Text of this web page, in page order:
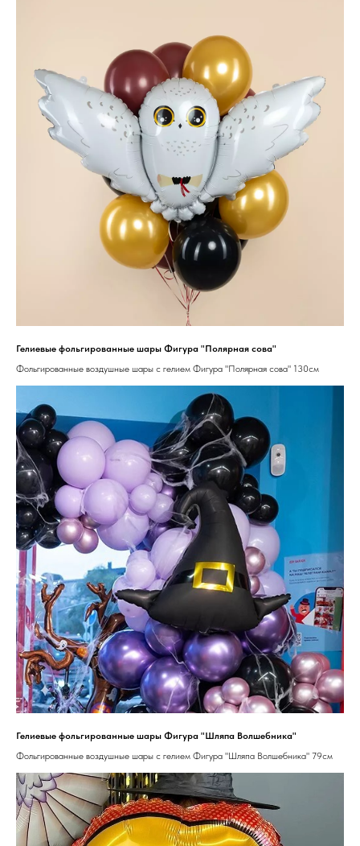
Гелиевые фольгированные шары Фигура "Полярная сова"
Фольгированные воздушные шары с гелием Фигура "Полярная сова" 130см
Гелиевые фольгированные шары Фигура "Шляпа Волшебника"
Фольгированные воздушные шары с гелием Фигура "Шляпа Волшебника" 79см